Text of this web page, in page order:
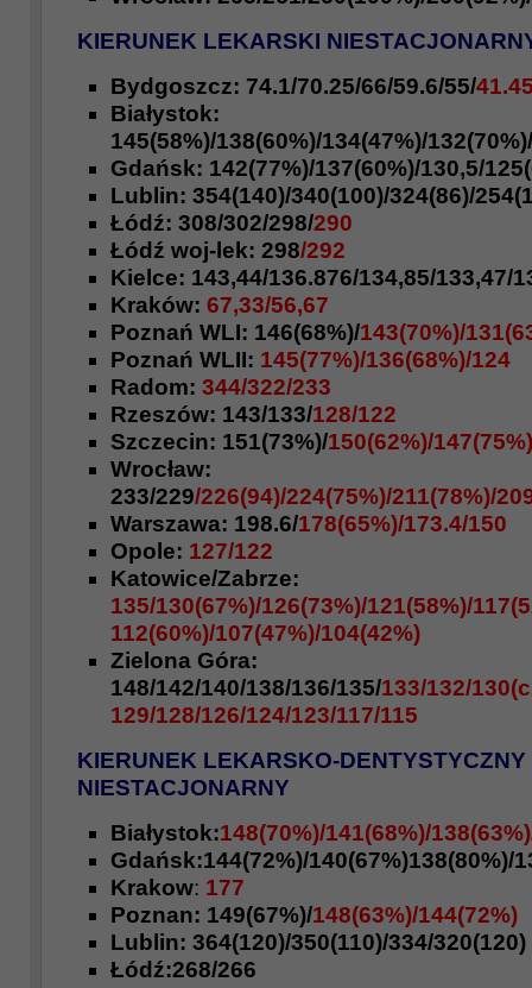
KIERUNEK LEKARSKI
Bydgoszcz: 74.1/70.25/66/59.6/55/
Białystok:
145(58%)/138(60%)/134(47%)/
Gdańsk: 142(77%)/137(60%)/130,5/
Lublin: 354(140)/340(100)/324(86)/
Łódź: 308/302/298/290
Łódź woj-lek: 298/292
Kielce: 143,44/136.876/134,85/133,47/
Kraków: 67,33/56,67
Poznań WLI: 146(68%)/143(70%)/
Poznań WLII: 145(77%)/136(68%)/124
Radom: 344/322/233
Rzeszów: 143/133/128/122
Szczecin: 151(73%)/150(62%)/147(75%)
Wrocław:
233/229/226(94)/224(75%)/211(78%)/
Warszawa: 198.6/178(65%)/173.4/150
Opole: 127/122
Katowice/Zabrze:
135/130(67%)/126(73%)/121(58%)/
112(60%)/107(47%)/104(42%)
Zielona Góra:
148/142/140/138/136/135/133/132/
129/128/126/124/123/117/115
KIERUNEK LEKARSKO-DENTYSTYCZNY
NIESTACJONARNY
Białystok:148(70%)/141(68%)/
Gdańsk:144(72%)/140(67%)138(80%)/
Krakow: 177
Poznan: 149(67%)/148(63%)/144(72%)
Lublin: 364(120)/350(110)/334/320(120)
Łódź:268/266